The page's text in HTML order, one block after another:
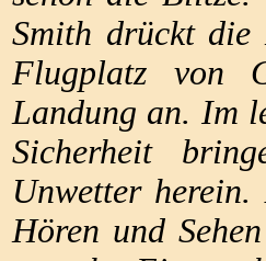
Smith drückt die
Flugplatz von
Landung an. Im
Sicherheit
Unwetter
Hören und